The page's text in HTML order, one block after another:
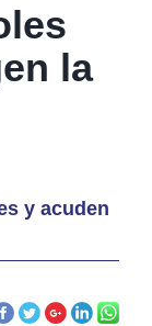
la
y acuden